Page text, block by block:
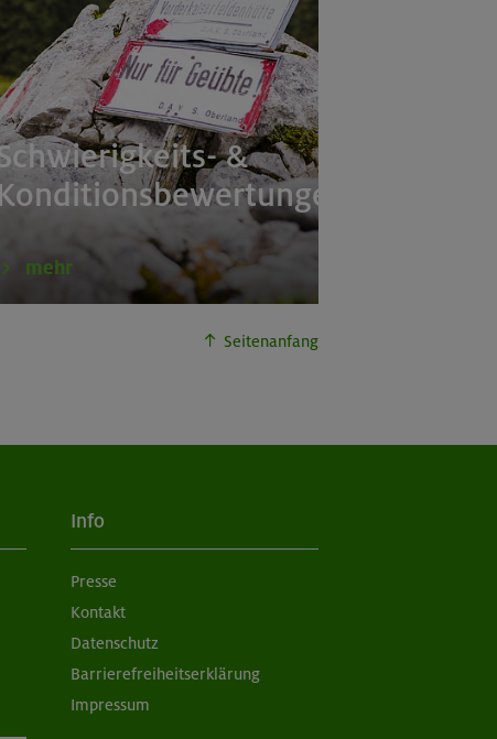
&
mehr
Seitenanfang
Info
Presse
Kontakt
Datenschutz
Barrierefreiheitserklärung
Impressum